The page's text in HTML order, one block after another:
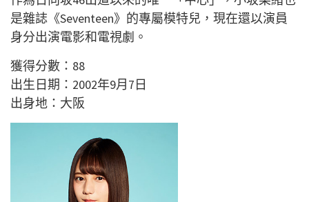
是雜誌《Seventeen》的專屬模特兒，現在還以演員
身分出演電影和電視劇。
獲得分數：88
出生日期：2002年9月7日
出身地：大阪